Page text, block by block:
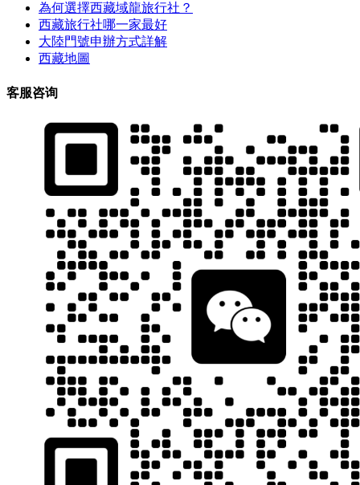
為何選擇西藏域龍旅行社？
西藏旅行社哪一家最好
大陸門號申辦方式詳解
西藏地圖
客服咨询